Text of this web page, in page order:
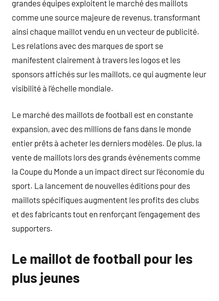
grandes équipes exploitent le marché des maillots
comme une source majeure de revenus, transformant
ainsi chaque maillot vendu en un vecteur de publicité.
Les relations avec des marques de sport se
manifestent clairement à travers les logos et les
sponsors affichés sur les maillots, ce qui augmente leur
visibilité à l’échelle mondiale.
Le marché des maillots de football est en constante
expansion, avec des millions de fans dans le monde
entier prêts à acheter les derniers modèles. De plus, la
vente de maillots lors des grands événements comme
la Coupe du Monde a un impact direct sur l’économie du
sport. La lancement de nouvelles éditions pour des
maillots spécifiques augmentent les profits des clubs
et des fabricants tout en renforçant l’engagement des
supporters.
Le maillot de football pour les
plus jeunes